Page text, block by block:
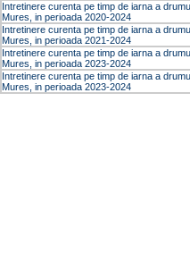
Intretinere curenta pe timp de iarna a
Mures, in perioada 2020-2024
Intretinere curenta pe timp de iarna a
Mures, in perioada 2021-2024
Intretinere curenta pe timp de iarna a
Mures, in perioada 2023-2024
Intretinere curenta pe timp de iarna a
Mures, in perioada 2023-2024